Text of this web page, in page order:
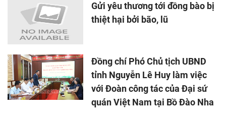
Gửi yêu thương tới đồng bào bị
thiệt hại bởi bão, lũ
Đồng chí Phó Chủ tịch UBND
tỉnh Nguyễn Lê Huy làm việc
với Đoàn công tác của Đại sứ
quán Việt Nam tại Bồ Đào Nha